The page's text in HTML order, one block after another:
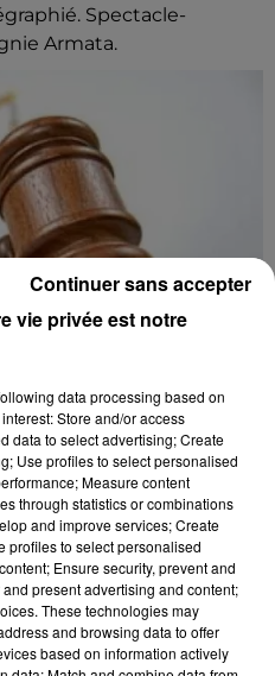
Spectacle-
Armata.
AUX ENCHÈRES :
à l'espace des ventes du
TSF. Téléphones.
vie privée est notre
data processing based on
Store and/or access
data to select advertising; Create
Use profiles to select personalised
Measure content
through statistics or combinations
and improve services; Create
profiles to select personalised
Ensure security, prevent and
present advertising and content;
These technologies may
and browsing data to offer
based on information actively
Continuer sans accepter